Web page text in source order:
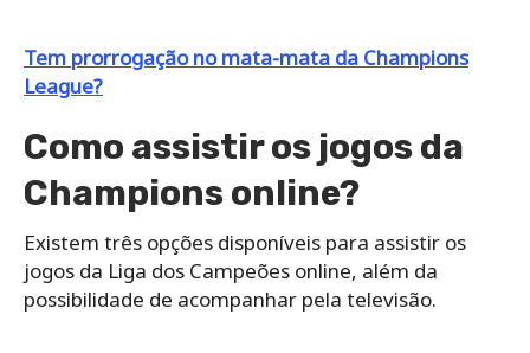
Tem prorrogação no mata-mata da Champions
League?
Como assistir os jogos da
Champions online?
Existem três opções disponíveis para assistir os
jogos da Liga dos Campeões online, além da
possibilidade de acompanhar pela televisão.